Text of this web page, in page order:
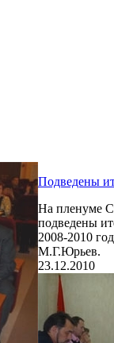
Подведены
На пленуме
подведены
2008-2010
М.Г.Юрьев.
23.12.2010